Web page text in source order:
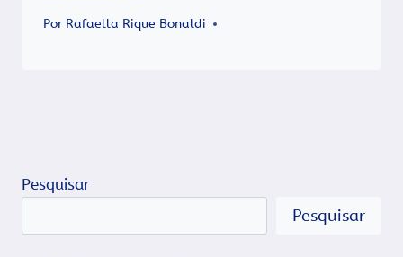
Por Rafaella Rique Bonaldi
Pesquisar
Pesquisar